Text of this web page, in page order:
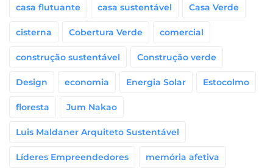
casa flutuante casa sustentável Casa Verde
cisterna Cobertura Verde comercial
construção sustentável Construção verde
Design economia Energia Solar Estocolmo
floresta Jum Nakao
Luis Maldaner Arquiteto Sustentável
Líderes Empreendedores memória afetiva